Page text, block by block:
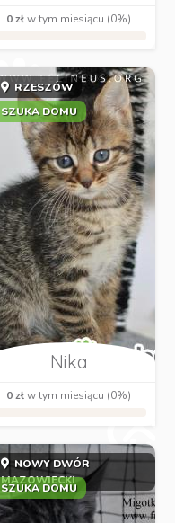
0 złw tym miesiącu (0%)
RZESZÓW
SZUKA DOMU
Nika
0 złw tym miesiącu (0%)
NOWY DWÓR
MAZOWIECKI
SZUKA DOMU